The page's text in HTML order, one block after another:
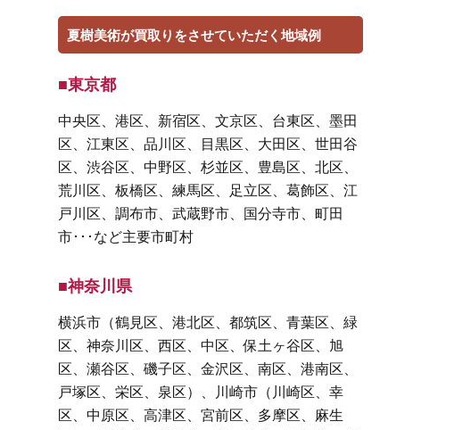
夏樹美術が買取りをさせていただく地域例
■東京都
中央区、港区、新宿区、文京区、台東区、墨田
区、江東区、品川区、目黒区、大田区、世田谷
区、渋谷区、中野区、杉並区、豊島区、北区、
荒川区、板橋区、練馬区、足立区、葛飾区、江
戸川区、調布市、武蔵野市、国分寺市、町田
市･･･など主要市町村
■神奈川県
横浜市（鶴見区、港北区、都筑区、青葉区、緑
区、神奈川区、西区、中区、保土ヶ谷区、旭
区、瀬谷区、磯子区、金沢区、南区、港南区、
戸塚区、栄区、泉区）、川崎市（川崎区、幸
区、中原区、高津区、宮前区、多摩区、麻生